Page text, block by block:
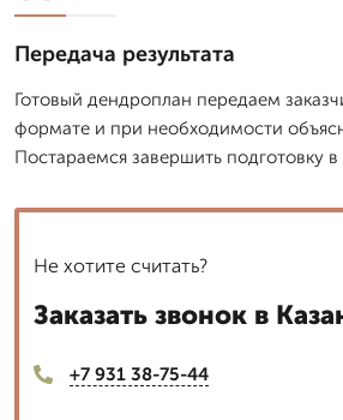
Передача результата
Готовый дендроплан передаем
формате и при необходимости
Постараемся завершить подготовку в
Не хотите считать?
Заказать звонок в
+7 931 38-75-44